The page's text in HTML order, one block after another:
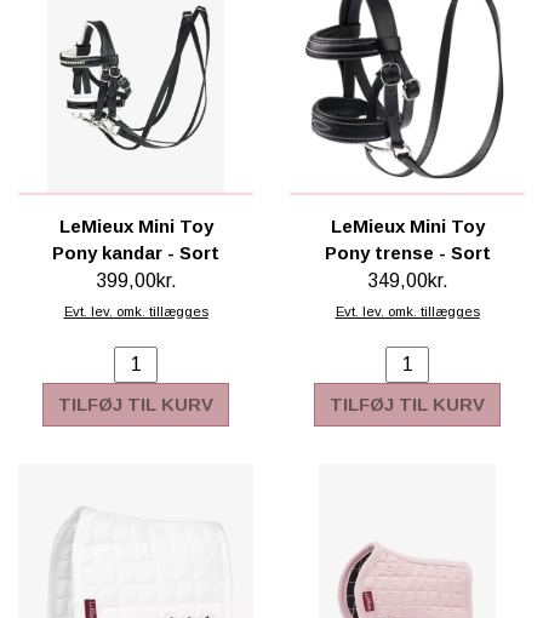
LeMieux Mini Toy
Pony kandar - Sort
399,00kr.
Evt. lev. omk. tillægges
TILFØJ TIL KURV
LeMieux Mini Toy
Pony trense - Sort
349,00kr.
Evt. lev. omk. tillægges
TILFØJ TIL KURV